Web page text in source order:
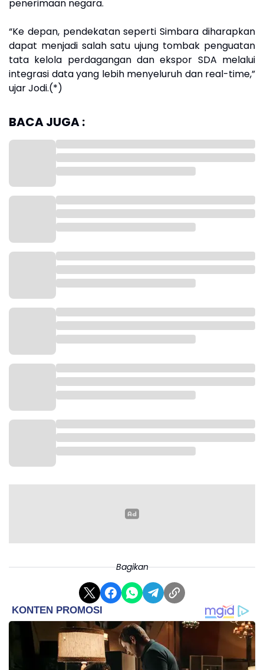
penerimaan negara.
“Ke depan, pendekatan seperti Simbara diharapkan
dapat menjadi salah satu ujung tombak penguatan
tata kelola perdagangan dan ekspor SDA melalui
integrasi data yang lebih menyeluruh dan real-time,”
ujar Jodi.(*)
BACA JUGA :
Bagikan